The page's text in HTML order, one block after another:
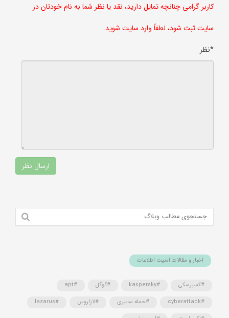
کاربر گرامی چنانچه تمایل دارید، نقد یا نظر شما به نام خودتان در
سایت ثبت شود، لطفاً وارد سایت شوید.
*نظر
اخبار و مقالات امنیت اطلاعات
#کسپرسکی #kaspersky #گوگل
#apt
#cyberattack
#حمله سایبری #لازاروس
#lazarus